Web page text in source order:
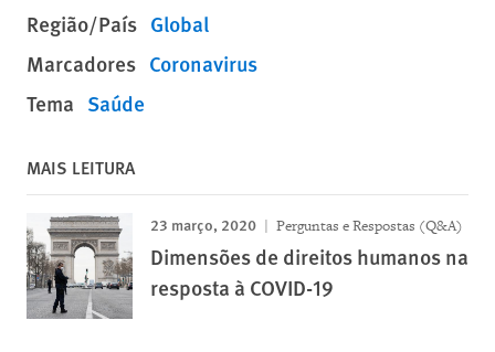
Região/País Global
Marcadores Coronavirus
Tema Saúde
MAIS LEITURA
23 março, 2020 Perguntas e Respostas (Q&A)
Dimensões de direitos humanos na
resposta à COVID-19